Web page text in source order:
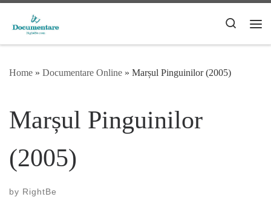
Skip to content
Search
Home » Documentare Online » Marșul Pinguinilor (2005)
Marșul Pinguinilor
(2005)
by RightBe